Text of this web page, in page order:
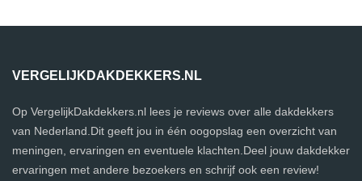
VERGELIJKDAKDEKKERS.NL
Op VergelijkDakdekkers.nl lees je reviews over alle dakdekkers
van Nederland.Dit geeft jou in één oogopslag een overzicht van
meningen, ervaringen en eventuele klachten.Deel jouw dakdekker
ervaringen met andere bezoekers en schrijf ook een review!